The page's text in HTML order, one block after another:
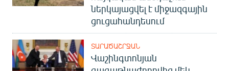
ներկայացվել է միջազգային
ցուցահանդեսում
ՏԱՐԱԾԱՇՐՋԱՆ
Վաշինգտոնյան